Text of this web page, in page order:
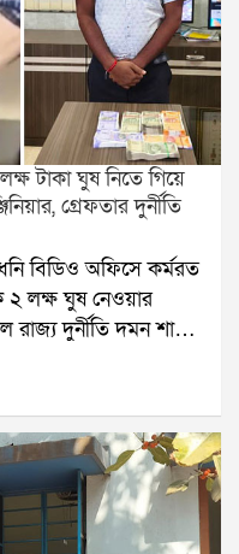
টাকা ঘুষ নিতে গিয়ে
গ্রেফতার দুর্নীতি
বিডিও অফিসে কর্মরত
২ লক্ষ ঘুষ নেওয়ার
দুর্নীতি দমন শাখা
বুধবার বিকেলে
হয়।অভিযুক্তের নাম
নির্মাণ প্রকল্পের
কাছ থেকে ২ লক্ষ
ঘুষের অভিযোগদুর্নীতি
মল্লিক নামে এক ঠিকাদার
কাজের বরাত